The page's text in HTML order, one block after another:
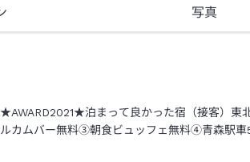
写真
★AWARD2021★泊まって良かった宿（接客）東
ルカムバー無料③朝食ビュッフェ無料④青森駅